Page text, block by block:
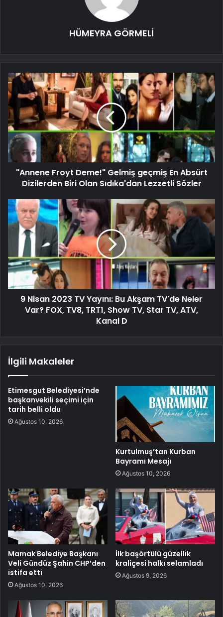
HÜMEYRA GÖRMELİ
"Annene Froyt Deme!" Gelmiş geçmiş En Absürt
Dizilerden Biri Olan Sıdıka'dan Lezzetli Sözler
9 Nisan 2023 TV Yayını: Bu Akşam TV'de Neler
Var? FOX, TV8, TRT1, Show TV, Star TV, ATV,
Kanal D
İlgili Makaleler
Etimesgut Belediyesi’nde
başkanvekili seçimi için
tarih belli oldu
Ağustos 10, 2026
Kurtulmuş’tan Kurban
Bayramı Mesajı
Ağustos 10, 2026
Mamak Belediye Başkanı
Veli Gündüz Şahin CHP’den
istifa etti
Ağustos 10, 2026
İlk başörtülü güzellik
kraliçesi halkı selamladı
Ağustos 9, 2026